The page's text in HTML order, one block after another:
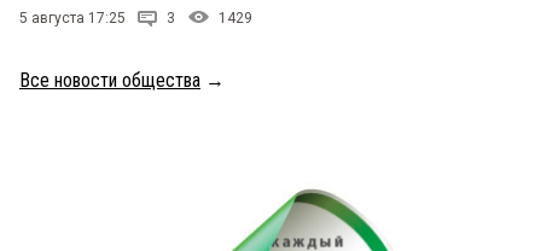
5 августа 17:25 3 1429
Все новости общества →